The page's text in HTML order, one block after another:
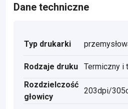
Dane techniczne
Typ drukarki
Rodzaje druku
Termiczny i
Rozdzielczość
głowicy
203dpi/